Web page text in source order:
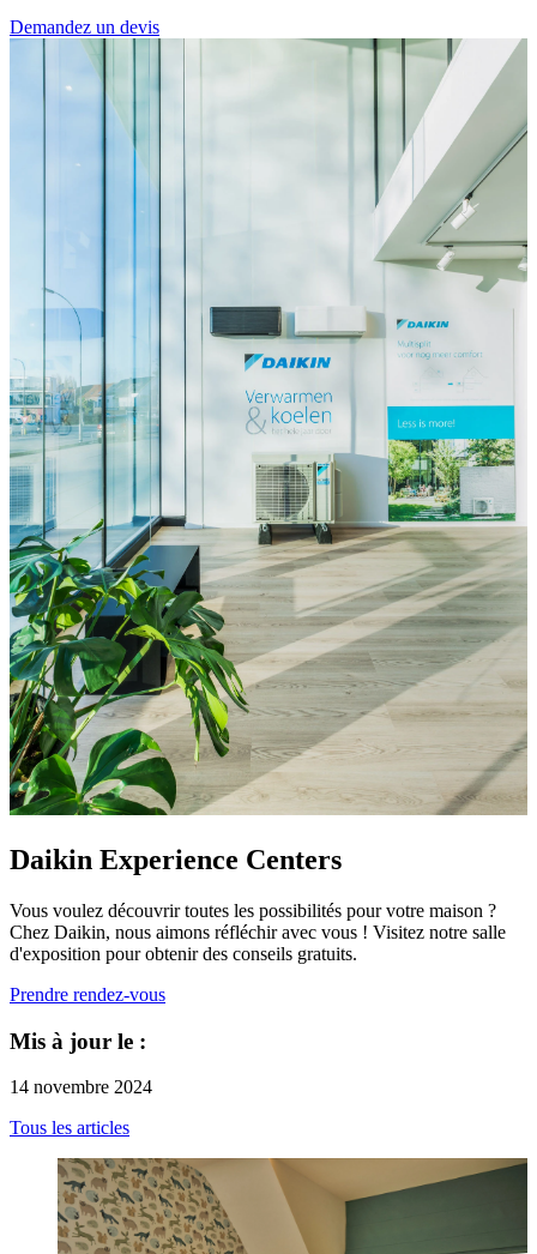
Demandez un devis
Daikin Experience Centers
Vous voulez découvrir toutes les possibilités pour votre maison ?
Chez Daikin, nous aimons réfléchir avec vous ! Visitez notre salle
d'exposition pour obtenir des conseils gratuits.
Prendre rendez-vous
Mis à jour le :
14 novembre 2024
Tous les articles